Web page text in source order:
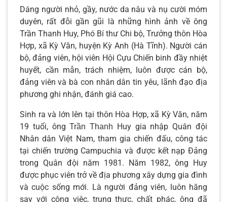
Dáng người nhỏ, gầy, nước da nâu và nụ cười móm
duyên, rất đỗi gần gũi là những hình ảnh về ông
Trần Thanh Huy, Phó Bí thư Chi bộ, Trưởng thôn Hòa
Hợp, xã Kỳ Văn, huyện Kỳ Anh (Hà Tĩnh). Người cán
bộ, đảng viên, hội viên Hội Cựu Chiến binh đầy nhiệt
huyết, cần mẫn, trách nhiệm, luôn được cán bộ,
đảng viên và bà con nhân dân tin yêu, lãnh đạo địa
phương ghi nhận, đánh giá cao.
Sinh ra và lớn lên tại thôn Hòa Hợp, xã Kỳ Văn, năm
19 tuổi, ôngTrần Thanh Huy gia nhập Quân đội
Nhân dân Việt Nam, tham gia chiến đấu, công tác
tại chiến trường Campuchia và được kết nạp Đảng
trong Quân đội năm 1981. Năm 1982, ông Huy
được phục viên trở về địa phương xây dựng gia đình
và cuộc sống mới. Là người đảng viên, luôn hăng
say với công việc, trung thực, chất phác, ông đã